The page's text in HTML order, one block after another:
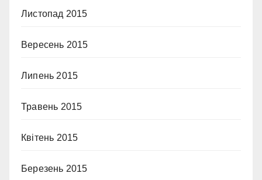
Листопад 2015
Вересень 2015
Липень 2015
Травень 2015
Квітень 2015
Березень 2015